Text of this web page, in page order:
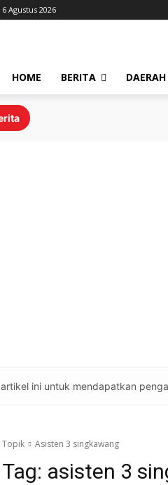
6 Agustus 2026
HOME BERITA DAERAH
ini untuk mendapatkan
Topik Asisten 3 singkawang
Tag: asisten 3